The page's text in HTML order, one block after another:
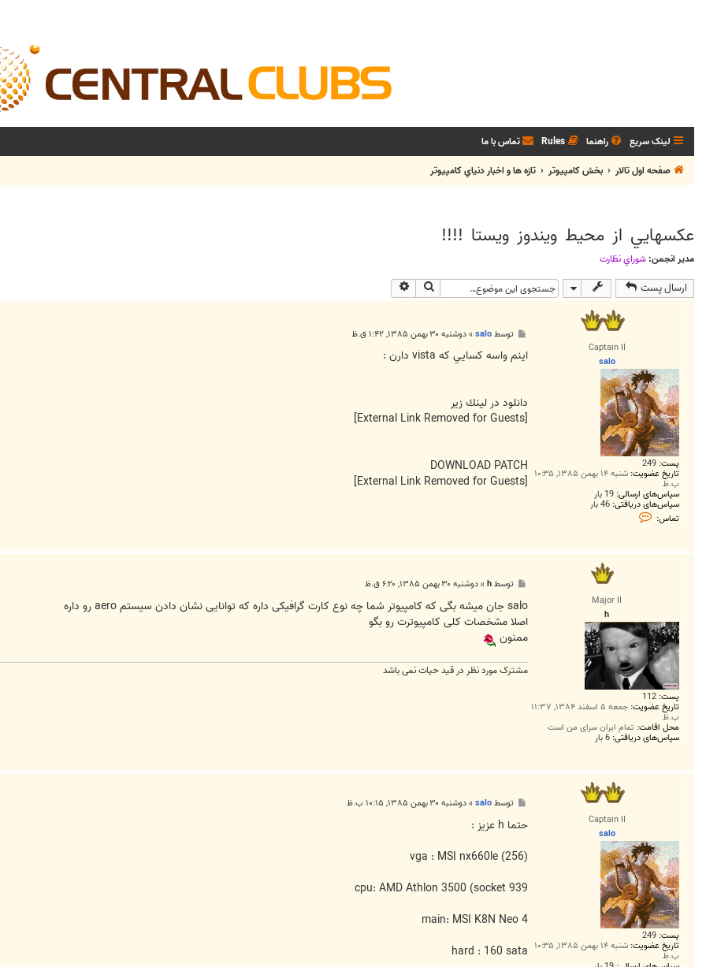
لینک سریع راهنما Rules تماس با ما
صفحه اول تالار
بخش كامپيوتر تازه ها و اخبار دنياي کامپيوتر
عکسهايي از محيط ويندوز ويستا !!!!
مدیر انجمن: شوراي نظارت
ارسال پست جستجو
Captain II
salo
پست: 249
تاریخ عضویت: شنبه ۱۴ بهمن ۱۳۸۵, ۱۰:۳۵
ب.ظ
سپاس‌های ارسالی: 19 بار
سپاس‌های دریافتی: 46 بار
تماس:
ت
s
ت
توسطsalo
»دوشنبه ۳۰ بهمن ۱۳۸۵, ۱:۴۲ ق.ظ
اينم واسه کسايي که vista دارن :
دانلود در لينك زير
[External Link Removed for Guests]
DOWNLOAD PATCH
[External Link Removed for Guests]
Major II
h
پست: 112
تاریخ عضویت: جمعه ۵ اسفند ۱۳۸۴, ۱۱:۳۷
ب.ظ
محل اقامت: تمام ایران سرای من است
سپاس‌های دریافتی: 6 بار
ت
توسطh
»دوشنبه ۳۰ بهمن ۱۳۸۵, ۶:۲۰ ق.ظ
salo جان میشه بگی که کامپیوتر شما چه نوع کارت گرافیکی داره که توانایی نشان دادن سیستم aero رو داره
اصلا مشخصات کلی کامپیوترت رو بگو
ممنون
مشترک مورد نظر در قید حیات نمی باشد
Captain II
salo
پست: 249
تاریخ عضویت: شنبه ۱۴ بهمن ۱۳۸۵, ۱۰:۳۵
ب.ظ
ت
توسطsalo
»دوشنبه ۳۰ بهمن ۱۳۸۵, ۱۰:۱۵ ب.ظ
حتما h عزيز :
(256) vga : MSI nx660le
cpu: AMD Athlon 3500 (socket 939
main: MSI K8N Neo 4
hard : 160 sata